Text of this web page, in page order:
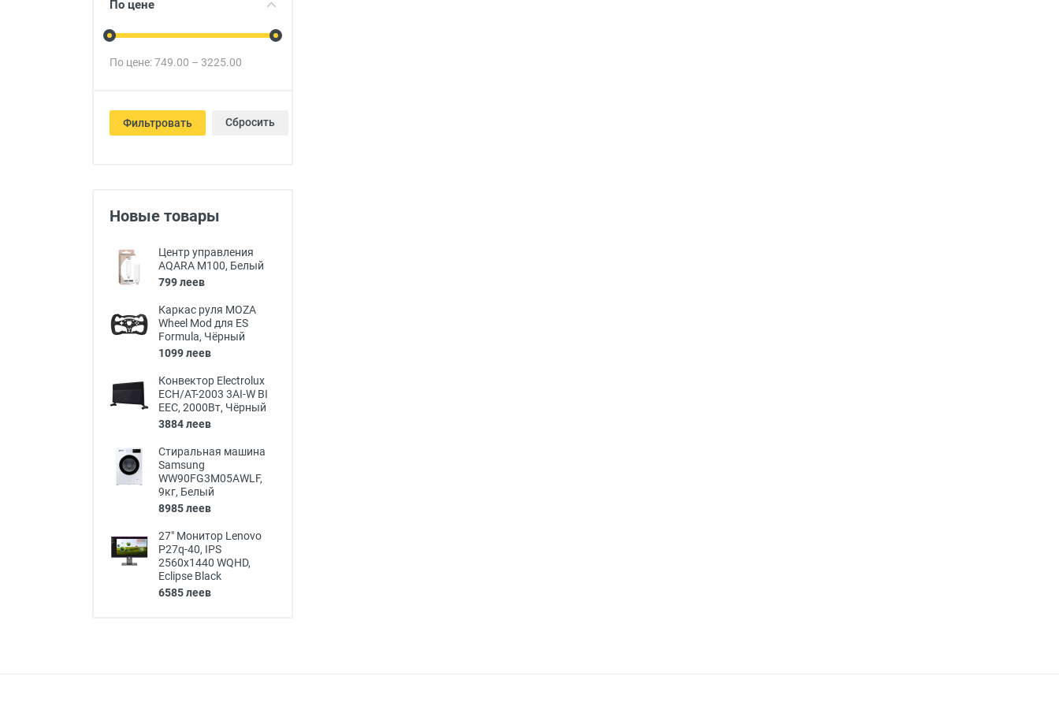
Товары для детей
Авто товары
Все для дома
По цене
По цене:749.00 – 3225.00
Фильтровать Сбросить
Новые товары
Центр управления
AQARA M100, Белый
799 леев
Каркас руля MOZA
Wheel Mod для ES
Formula, Чёрный
1099 леев
Конвектор Electrolux
ECH/AT-2003 3AI-W BI
EEC, 2000Вт, Чёрный
3884 леев
Стиральная машина
Samsung
WW90FG3M05AWLF,
9кг, Белый
8985 леев
27" Монитор Lenovo
P27q-40, IPS
2560x1440 WQHD,
Eclipse Black
6585 леев